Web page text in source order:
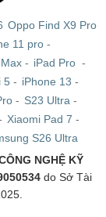
Oppo Find X9 Pro
11 pro-
- iPad Pro -
5 - iPhone 13 -
- S23 Ultra -
Xiaomi Pad 7 -
S26 Ultra
NGHỆ KỸ
do Sở Tài